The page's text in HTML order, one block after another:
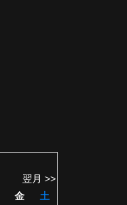
翌月 >>
金 土